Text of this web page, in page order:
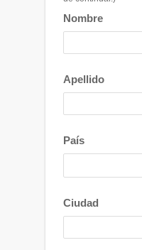
Nombre
Apellido
País
Ciudad